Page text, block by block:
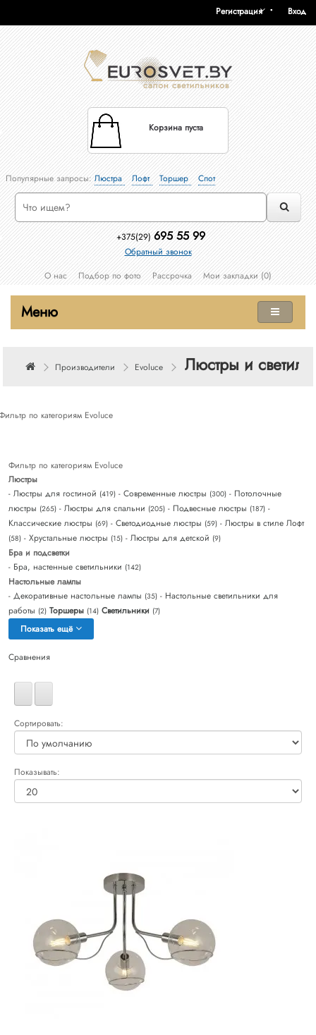
Вход
Регистрация
Корзина пуста
Популярные запросы:Люстра Лофт Торшер Спот
+375(29) 695 55 99
Обратный звонок
О нас
Подбор по фото Рассрочка Мои закладки (0)
Меню
Производители Evoluce Люстры и
по категориям Evoluce
Фильтр по категориям Evoluce
Люстры
- Люстры для гостиной (419) - Современные люстры (300) - Потолочные
люстры (265) - Люстры для спальни (205) - Подвесные люстры (187) -
Классические люстры (69) - Светодиодные люстры (59) - Люстры в стиле Лофт
(58) - Хрустальные люстры (15) - Люстры для детской (9)
Бра и подсветки
- Бра, настенные светильники (142)
Настольные лампы
- Декоративные настольные лампы (35) - Настольные светильники для
работы (2) Торшеры (14) Светильники (7)
Показать ещё
Сравнения
Сортировать:
Показывать: